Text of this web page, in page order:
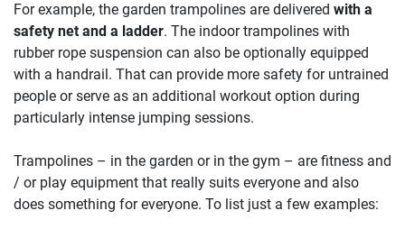
For example, the garden trampolines are delivered with a
safety net and a ladder. The indoor trampolines with
rubber rope suspension can also be optionally equipped
with a handrail. That can provide more safety for untrained
people or serve as an additional workout option during
particularly intense jumping sessions.
Trampolines – in the garden or in the gym – are fitness and
/ or play equipment that really suits everyone and also
does something for everyone. To list just a few examples: